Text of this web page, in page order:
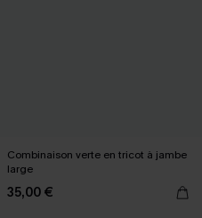
Combinaison verte en tricot à jambe
large
35,00 €